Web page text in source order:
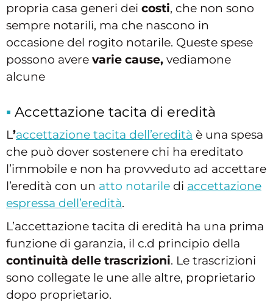
propria casa generi dei costi, che non sono
sempre notarili, ma che nascono in
occasione del rogito notarile. Queste spese
possono avere varie cause, vediamone
alcune
Accettazione tacita di eredità
L’accettazione tacita dell’eredità è una spesa
che può dover sostenere chi ha ereditato
l’immobile e non ha provveduto ad accettare
l’eredità con un atto notarile di accettazione
espressa dell’eredità.
L’accettazione tacita di eredità ha una prima
funzione di garanzia, il c.d principio della
continuità delle trascrizioni. Le trascrizioni
sono collegate le une alle altre, proprietario
dopo proprietario.